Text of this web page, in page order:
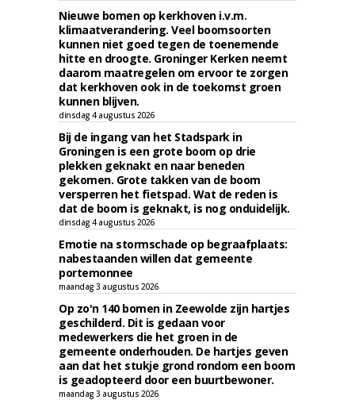
Nieuwe bomen op kerkhoven i.v.m.
klimaatverandering. Veel boomsoorten
kunnen niet goed tegen de toenemende
hitte en droogte. Groninger Kerken neemt
daarom maatregelen om ervoor te zorgen
dat kerkhoven ook in de toekomst groen
kunnen blijven.
dinsdag 4 augustus 2026
Bij de ingang van het Stadspark in
Groningen is een grote boom op drie
plekken geknakt en naar beneden
gekomen. Grote takken van de boom
versperren het fietspad. Wat de reden is
dat de boom is geknakt, is nog onduidelijk.
dinsdag 4 augustus 2026
Emotie na stormschade op begraafplaats:
nabestaanden willen dat gemeente
portemonnee
maandag 3 augustus 2026
Op zo'n 140 bomen in Zeewolde zijn hartjes
geschilderd. Dit is gedaan voor
medewerkers die het groen in de
gemeente onderhouden. De hartjes geven
aan dat het stukje grond rondom een boom
is geadopteerd door een buurtbewoner.
maandag 3 augustus 2026